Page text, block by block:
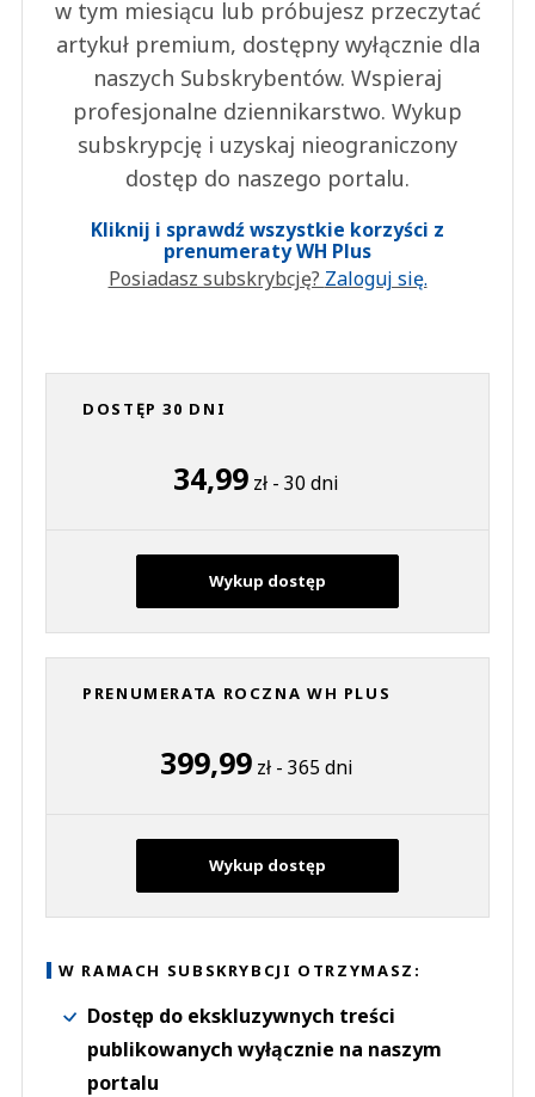
w tym miesiącu lub próbujesz przeczytać
artykuł premium, dostępny wyłącznie dla
naszych Subskrybentów. Wspieraj
profesjonalne dziennikarstwo. Wykup
subskrypcję i uzyskaj nieograniczony
dostęp do naszego portalu.
Kliknij i sprawdź wszystkie korzyści z
prenumeraty WH Plus
Posiadasz subskrybcję? Zaloguj się.
DOSTĘP 30 DNI
34,99 zł - 30 dni
Wykup dostęp
PRENUMERATA ROCZNA WH PLUS
399,99zł - 365 dni
Wykup dostęp
W RAMACH SUBSKRYBCJI OTRZYMASZ:
Dostęp do ekskluzywnych treści
publikowanych wyłącznie na naszym
portalu